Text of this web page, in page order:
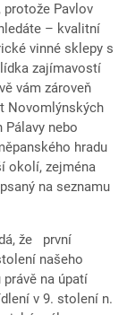
Pavlov
– kvalitní
vinné sklepy s
zajímavostí
vám zároveň
Novomlýnských
Pálavy nebo
hradu
okolí, zejména
na seznamu
že první
našeho
na úpatí
v 9. stolení n.